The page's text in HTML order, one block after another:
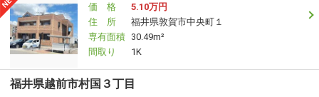
価 格
5.10万円
住 所
福井県敦賀市中央町１
専有面積 30.49m²
間取り
1K
福井県越前市村国３丁目